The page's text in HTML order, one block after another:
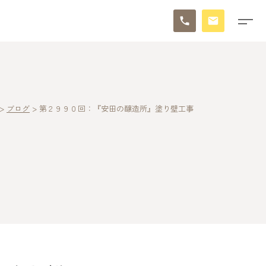
ブログ > 第２９９０回：『安田の醸造所』塗り壁工事